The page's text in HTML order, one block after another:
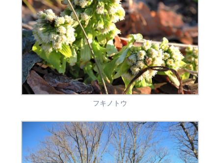
フキノトウ